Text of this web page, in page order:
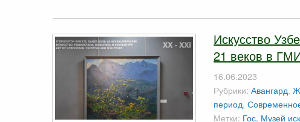
Искусство
21 веков в
16.06.2023
Рубрики:Авангард,
период,
Метки: Гос. Музей